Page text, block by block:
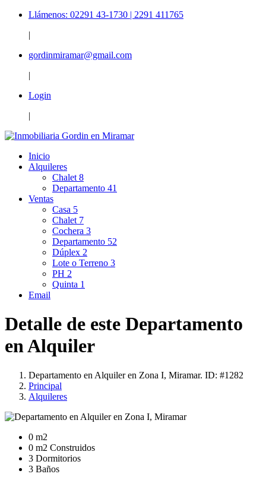
Llámenos: 02291 43-1730 | 2291 411765
|
gordinmiramar@gmail.com
|
Login
|
Inicio
Alquileres
Chalet 8
Departamento 41
Ventas
Casa 5
Chalet 7
Cochera 3
Departamento 52
Dúplex 2
Lote o Terreno 3
PH 2
Quinta 1
Email
Detalle de este Departamento
en Alquiler
Departamento en Alquiler en Zona I, Miramar. ID: #1282
Principal
Alquileres
0 m2
0 m2 Construidos
3 Dormitorios
3 Baños